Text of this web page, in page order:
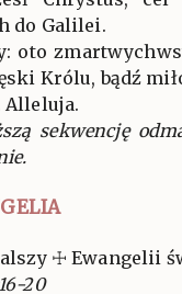
do Galilei.
oto
Królu, bądź
Alleluja.
sekwencję
☩ Ewangelii
20